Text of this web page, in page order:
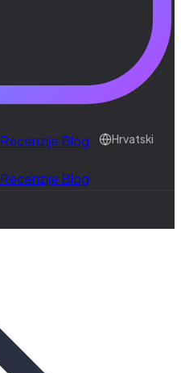
Recenzije Blog Hrvatski
Recenzije Blog